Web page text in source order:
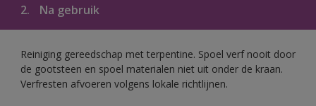
2. Na gebruik
Reiniging gereedschap met terpentine. Spoel verf nooit door
de gootsteen en spoel materialen niet uit onder de kraan.
Verfresten afvoeren volgens lokale richtlijnen.